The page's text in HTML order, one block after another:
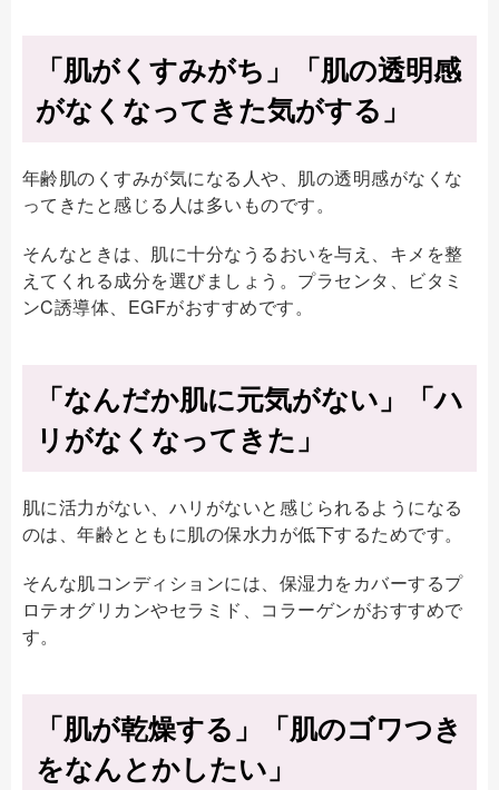
「肌がくすみがち」「肌の透明感
がなくなってきた気がする」
年齢肌のくすみが気になる人や、肌の透明感がなくな
ってきたと感じる人は多いものです。
そんなときは、肌に十分なうるおいを与え、キメを整
えてくれる成分を選びましょう。プラセンタ、ビタミ
ンC誘導体、EGFがおすすめです。
「なんだか肌に元気がない」「ハ
リがなくなってきた」
肌に活力がない、ハリがないと感じられるようになる
のは、年齢とともに肌の保水力が低下するためです。
そんな肌コンディションには、保湿力をカバーするプ
ロテオグリカンやセラミド、コラーゲンがおすすめで
す。
「肌が乾燥する」「肌のゴワつき
をなんとかしたい」